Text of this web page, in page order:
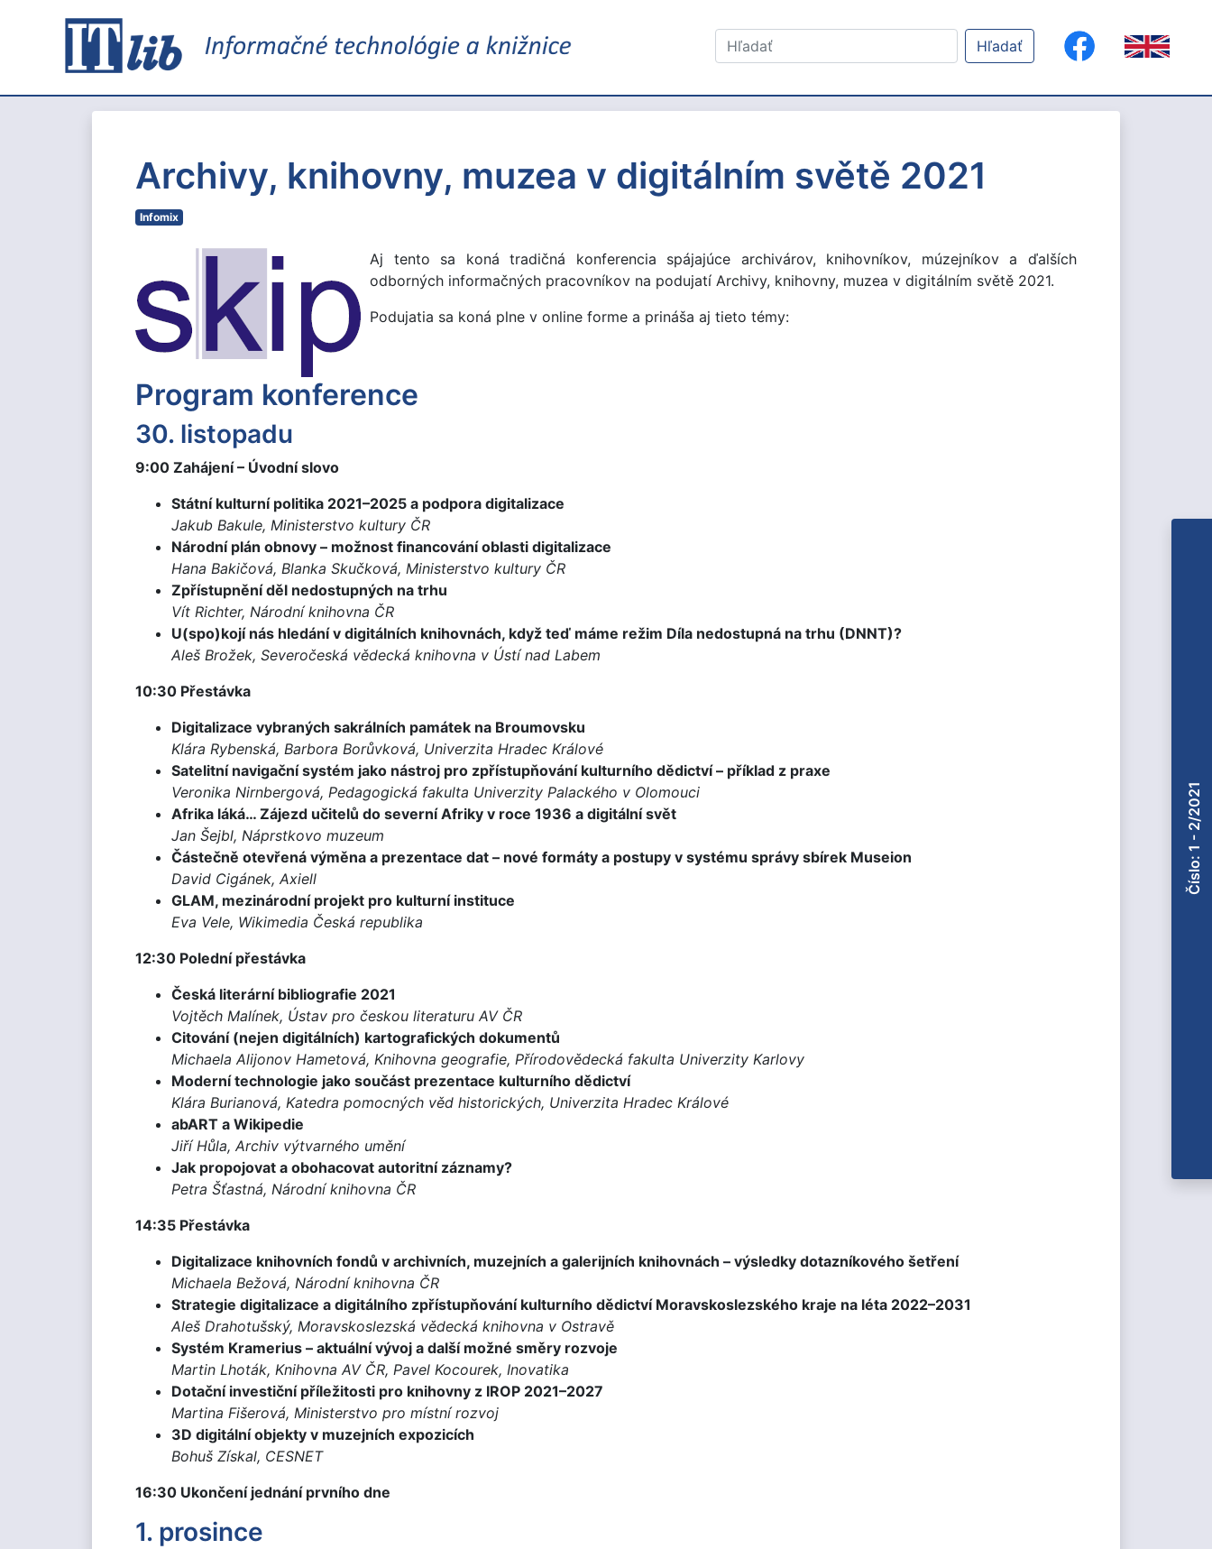
Hľadať
Archivy, knihovny, muzea v digitálním světě 2021
Infomix
Aj tento sa koná tradičná konferencia spájajúce archivárov, knihovníkov, múzejníkov a ďalších
odborných informačných pracovníkov na podujatí Archivy, knihovny, muzea v digitálním světě 2021.
Podujatia sa koná plne v online forme a prináša aj tieto témy:
Program konference
30. listopadu
9:00 Zahájení – Úvodní slovo
Státní kulturní politika 2021–2025 a podpora digitalizace
Jakub Bakule, Ministerstvo kultury ČR
Národní plán obnovy – možnost financování oblasti digitalizace
Hana Bakičová, Blanka Skučková, Ministerstvo kultury ČR
Zpřístupnění děl nedostupných na trhu
Vít Richter, Národní knihovna ČR
U(spo)kojí nás hledání v digitálních knihovnách, když teď máme režim Díla nedostupná na trhu (DNNT)?
Aleš Brožek, Severočeská vědecká knihovna v Ústí nad Labem
10:30 Přestávka
Digitalizace vybraných sakrálních památek na Broumovsku
Klára Rybenská, Barbora Borůvková, Univerzita Hradec Králové
Satelitní navigační systém jako nástroj pro zpřístupňování kulturního dědictví – příklad z praxe
Veronika Nirnbergová, Pedagogická fakulta Univerzity Palackého v Olomouci
Afrika láká… Zájezd učitelů do severní Afriky v roce 1936 a digitální svět
Jan Šejbl, Náprstkovo muzeum
Částečně otevřená výměna a prezentace dat – nové formáty a postupy v systému správy sbírek Museion
David Cigánek, Axiell
GLAM, mezinárodní projekt pro kulturní instituce
Eva Vele, Wikimedia Česká republika
12:30 Polední přestávka
Česká literární bibliografie 2021
Vojtěch Malínek, Ústav pro českou literaturu AV ČR
Citování (nejen digitálních) kartografických dokumentů
Michaela Alijonov Hametová, Knihovna geografie, Přírodovědecká fakulta Univerzity Karlovy
Moderní technologie jako součást prezentace kulturního dědictví
Klára Burianová, Katedra pomocných věd historických, Univerzita Hradec Králové
abART a Wikipedie
Jiří Hůla, Archiv výtvarného umění
Jak propojovat a obohacovat autoritní záznamy?
Petra Šťastná, Národní knihovna ČR
14:35 Přestávka
Digitalizace knihovních fondů v archivních, muzejních a galerijních knihovnách – výsledky dotazníkového šetření
Michaela Bežová, Národní knihovna ČR
Strategie digitalizace a digitálního zpřístupňování kulturního dědictví Moravskoslezského kraje na léta 2022–2031
Aleš Drahotušský, Moravskoslezská vědecká knihovna v Ostravě
Systém Kramerius – aktuální vývoj a další možné směry rozvoje
Martin Lhoták, Knihovna AV ČR, Pavel Kocourek, Inovatika
Dotační investiční příležitosti pro knihovny z IROP 2021–2027
Martina Fišerová, Ministerstvo pro místní rozvoj
3D digitální objekty v muzejních expozicích
Bohuš Získal, CESNET
16:30 Ukončení jednání prvního dne
1. prosince
Číslo: 1 - 2/2021